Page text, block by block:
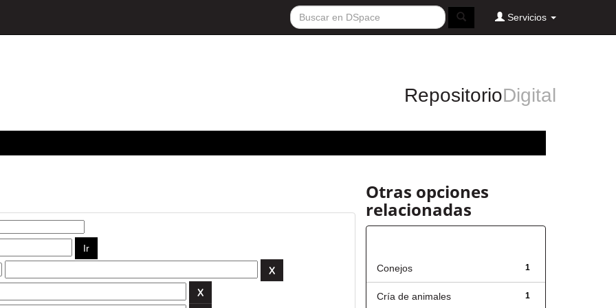
Servicios
RepositorioDigital
Otras opciones
relacionadas
1
Conejos
1
Cría de animales